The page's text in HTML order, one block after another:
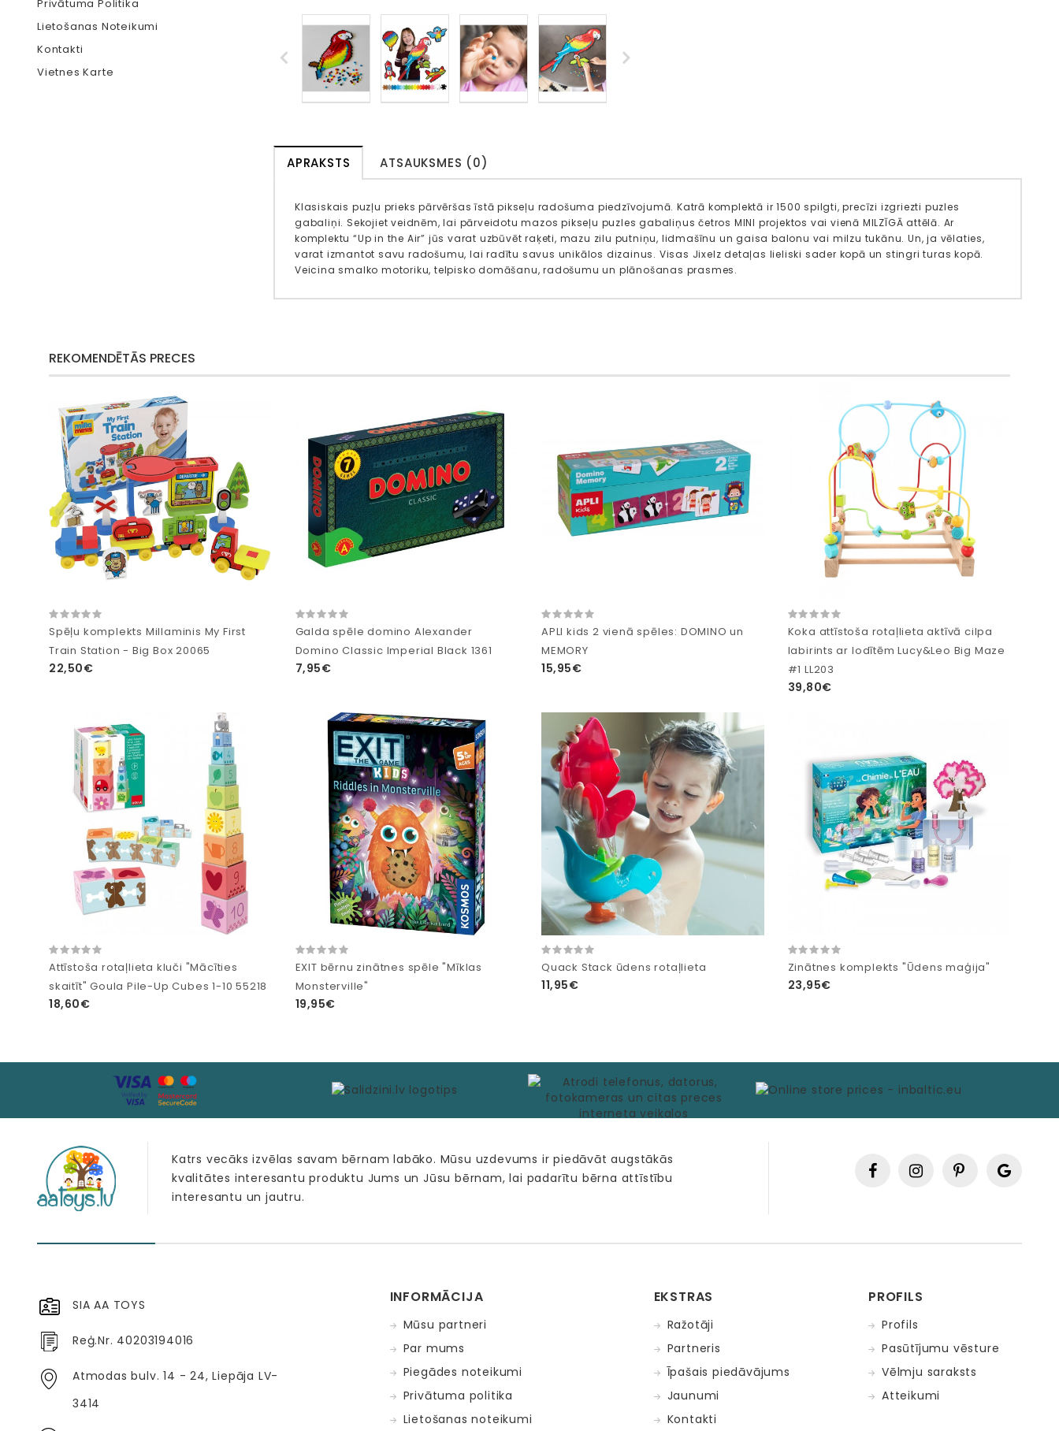
Privātuma Politika
Lietošanas Noteikumi
Kontakti
Vietnes Karte
APRAKSTS ATSAUKSMES (0)
Klasiskais puzļu prieks pārvēršas īstā pikseļu radošuma piedzīvojumā. Katrā komplektā ir 1500 spilgti, precīzi izgriezti puzles
gabaliņi. Sekojiet veidnēm, lai pārveidotu mazos pikseļu puzles gabaliņus četros MINI projektos vai vienā MILZĪGĀ attēlā. Ar
komplektu “Up in the Air” jūs varat uzbūvēt raķeti, mazu zilu putniņu, lidmašīnu un gaisa balonu vai milzu tukānu. Un, ja vēlaties,
varat izmantot savu radošumu, lai radītu savus unikālos dizainus. Visas Jixelz detaļas lieliski sader kopā un stingri turas kopā.
Veicina smalko motoriku, telpisko domāšanu, radošumu un plānošanas prasmes.
REKOMENDĒTĀS PRECES
Spēļu komplekts Millaminis My First
Train Station - Big Box 20065
22,50€
Galda spēle domino Alexander
Domino Classic Imperial Black 1361
7,95€
APLI kids 2 vienā spēles: DOMINO un
MEMORY
15,95€
Koka attīstoša rotaļlieta aktīvā cilpa
labirints ar lodītēm Lucy&Leo Big Maze
#1 LL203
39,80€
Attīstoša rotaļlieta kluči "Mācīties
skaitīt" Goula Pile-Up Cubes 1-10 55218
18,60€
EXIT bērnu zinātnes spēle "Mīklas
Monsterville"
19,95€
Quack Stack ūdens rotaļlieta
11,95€
Zinātnes komplekts "Ūdens maģija"
23,95€
Katrs vecāks izvēlas savam bērnam labāko. Mūsu uzdevums ir piedāvāt augstākās
kvalitātes interesantu produktu Jums un Jūsu bērnam, lai padarītu bērna attīstību
interesantu un jautru.
SIA AA TOYS
Reģ.Nr. 40203194016
Atmodas bulv. 14 - 24, Liepāja LV-
3414
INFORMĀCIJA
Mūsu partneri
Par mums
Piegādes noteikumi
Privātuma politika
Lietošanas noteikumi
EKSTRAS
Ražotāji
Partneris
Īpašais piedāvājums
Jaunumi
Kontakti
PROFILS
Profils
Pasūtījumu vēsture
Vēlmju saraksts
Atteikumi